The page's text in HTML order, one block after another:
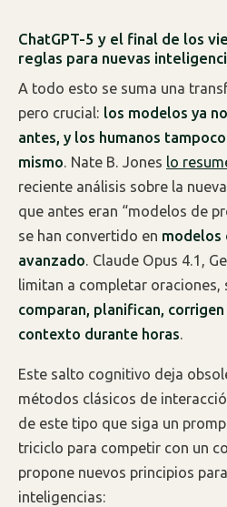
ChatGPT-5 y el final de los
reglas para nuevas
A todo esto se suma una
pero crucial: los modelos ya
antes, y los humanos
mismo . Nate B. Jones lo
reciente análisis sobre la
que antes eran “modelos de
se han convertido en modelos
avanzado . Claude Opus 4.1,
limitan a completar oraciones,
comparan, planifican,
contexto durante horas
Este salto cognitivo deja
métodos clásicos de
de este tipo que siga un
triciclo para competir con un
propone nuevos principios
inteligencias: